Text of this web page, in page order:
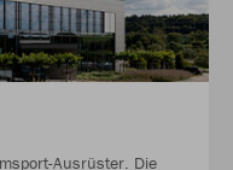
Ausrüster. Die